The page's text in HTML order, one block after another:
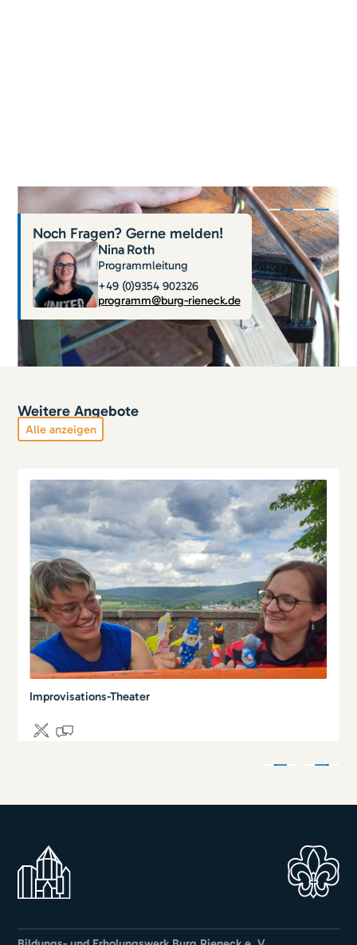
Noch Fragen? Gerne melden!
Nina Roth
Programmleitung
+49 (0)9354 902326
programm@burg-rieneck.de
Weitere Angebote
Alle anzeigen
Improvisations-Theater